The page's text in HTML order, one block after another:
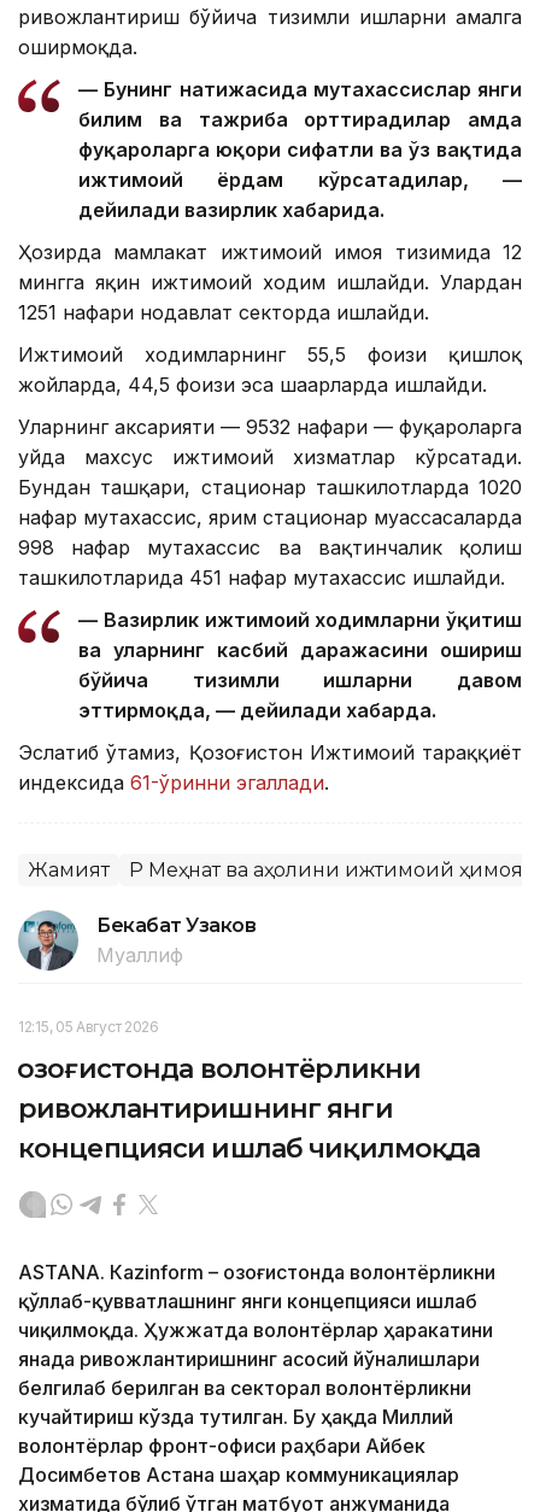
ривожлантириш бўйича тизимли ишларни амалга
оширмоқда.
— Бунинг натижасида мутахассислар янги
билим ва тажриба орттирадилар ҳамда
фуқароларга юқори сифатли ва ўз вақтида
ижтимоий ёрдам кўрсатадилар, —
дейилади вазирлик хабарида.
Ҳозирда мамлакат ижтимоий ҳимоя тизимида 12
мингга яқин ижтимоий ходим ишлайди. Улардан
1251 нафари нодавлат секторда ишлайди.
Ижтимоий ходимларнинг 55,5 фоизи қишлоқ
жойларда, 44,5 фоизи эса шаҳарларда ишлайди.
Уларнинг аксарияти — 9532 нафари — фуқароларга
уйда махсус ижтимоий хизматлар кўрсатади.
Бундан ташқари, стационар ташкилотларда 1020
нафар мутахассис, ярим стационар муассасаларда
998 нафар мутахассис ва вақтинчалик қолиш
ташкилотларида 451 нафар мутахассис ишлайди.
— Вазирлик ижтимоий ходимларни ўқитиш
ва уларнинг касбий даражасини ошириш
бўйича тизимли ишларни давом
эттирмоқда, — дейилади хабарда.
Эслатиб ўтамиз, Қозоғистон Ижтимоий тараққиёт
индексида 61-ўринни эгаллади.
Жамият ҚР Меҳнат ва аҳолини ижтимоий ҳимоя
Бекабат Узаков
Муаллиф
12:15, 05 Август 2026
Қозоғистонда волонтёрликни
ривожлантиришнинг янги
концепцияси ишлаб чиқилмоқда
ASTANА. Кazinform – Қозоғистонда волонтёрликни
қўллаб-қувватлашнинг янги концепцияси ишлаб
чиқилмоқда. Ҳужжатда волонтёрлар ҳаракатини
янада ривожлантиришнинг асосий йўналишлари
белгилаб берилган ва секторал волонтёрликни
кучайтириш кўзда тутилган. Бу ҳақда Миллий
волонтёрлар фронт-офиси раҳбари Айбек
Досимбетов Астана шаҳар коммуникациялар
хизматида бўлиб ўтган матбуот анжуманида